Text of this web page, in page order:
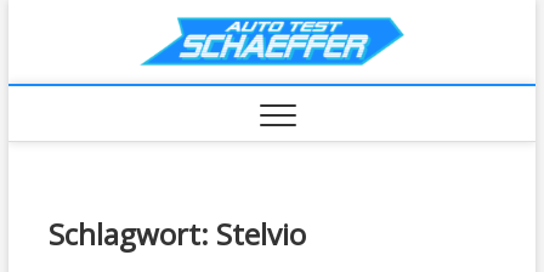
Schlagwort: Stelvio